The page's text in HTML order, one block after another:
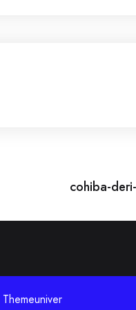
cohiba-
Themeuniver